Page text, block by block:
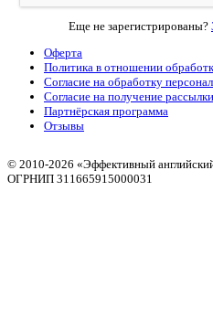
Еще не зарегистрированы?
Оферта
Политика в отношении
Согласие на обработку
Согласие на получение рассылки
Партнёрская программа
Отзывы
© 2010-2026 «Эффективный
ОГРНИП 311665915000031